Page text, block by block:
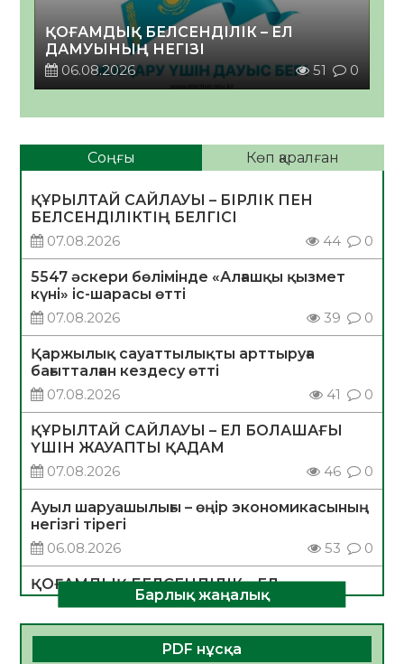
ҚОҒАМДЫҚ БЕЛСЕНДІЛІК – ЕЛ
ДАМУЫНЫҢ НЕГІЗІ
06.08.2026
51 0
Соңғы Көп қаралған
ҚҰРЫЛТАЙ САЙЛАУЫ – БІРЛІК ПЕН
БЕЛСЕНДІЛІКТІҢ БЕЛГІСІ
07.08.2026
44 0
5547 әскери бөлімінде «Алғашқы қызмет
күні» іс-шарасы өтті
07.08.2026
39 0
Қаржылық сауаттылықты арттыруға
бағытталған кездесу өтті
07.08.2026
41 0
ҚҰРЫЛТАЙ САЙЛАУЫ – ЕЛ БОЛАШАҒЫ
ҮШІН ЖАУАПТЫ ҚАДАМ
07.08.2026
46 0
Ауыл шаруашылығы – өңір экономикасының
негізгі тірегі
06.08.2026
53 0
ҚОҒАМДЫҚ БЕЛСЕНДІЛІК – ЕЛ
ДАМУЫНЫҢ НЕГІЗІ
06.08.2026
51 0
ҚҰРЫЛТАЙ САЙЛАУЫ – БОЛАШАҚҚА
Барлық жаңалық
PDF нұсқа